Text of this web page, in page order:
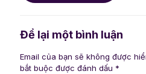
Để lại một bình luận
Email của bạn sẽ không được
bắt buộc được đánh dấu *